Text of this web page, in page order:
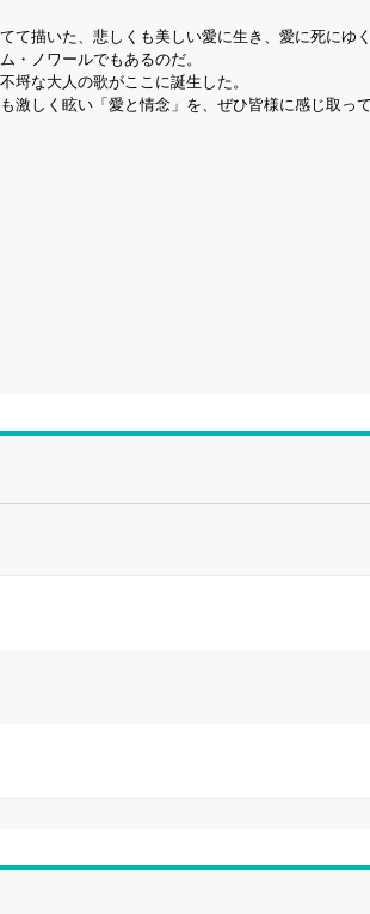
て描いた、悲しくも美しい愛に生き、愛に死にゆ
・ノワールでもあるのだ。
埒な大人の歌がここに誕生した。
激しく眩い「愛と情念」を、ぜひ皆様に感じ取っ